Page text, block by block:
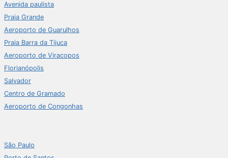
Avenida paulista
Praia Grande
Aeroporto de Guarulhos
Praia Barra da Tijuca
Aeroporto de Viracopos
Florianópolis
Salvador
Centro de Gramado
Aeroporto de Congonhas
São Paulo